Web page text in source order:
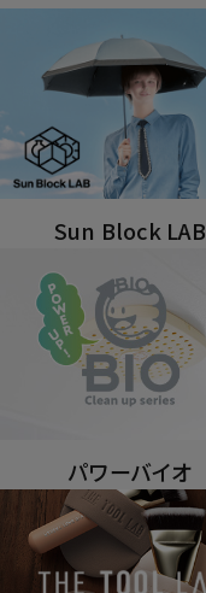
Sun Block LAB
パワーバイオ